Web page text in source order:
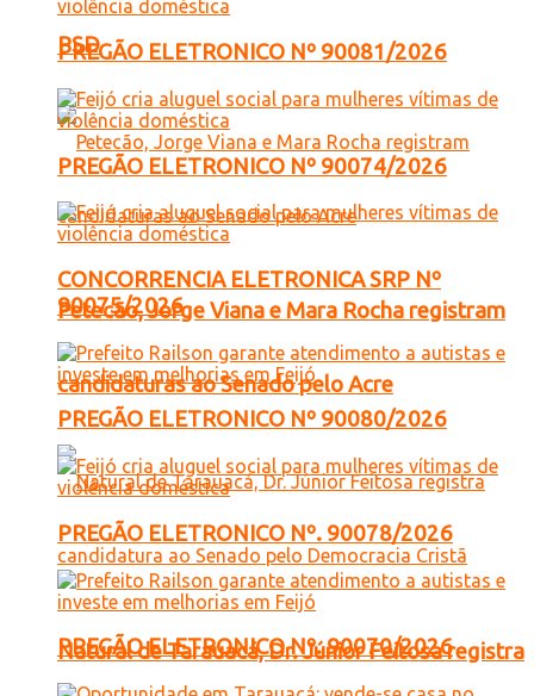
PSD
Petecão, Jorge Viana e Mara Rocha registram
candidaturas ao Senado pelo Acre
Natural de Tarauacá, Dr. Júnior Feitosa registra
PREGÃO ELETRONICO Nº 90081/2026
PREGÃO ELETRONICO Nº 90074/2026
CONCORRENCIA ELETRONICA SRP Nº
90075/2026
PREGÃO ELETRONICO Nº 90080/2026
PREGÃO ELETRONICO Nº. 90078/2026
PREGÃO ELETRONICO Nº. 90070/2026